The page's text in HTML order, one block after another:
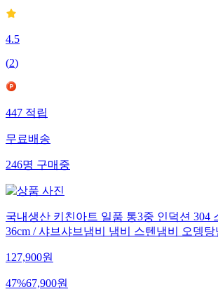
4.5
(2)
447적립
무료배송
246명구매중
국내생산 키친아트 일품 통3중 인덕션 304
36cm / 샤브샤브냄비 냄비 스텐냄비 오뎅탕
127,900원
47%67,900원